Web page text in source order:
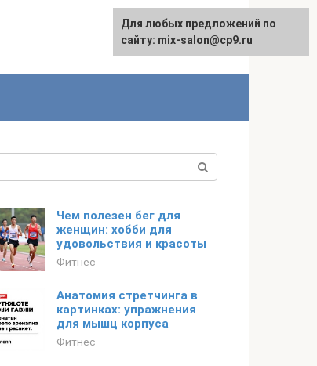
Чем полезен бег для
женщин: хобби для
удовольствия и красоты
Фитнес
Анатомия стретчинга в
картинках: упражнения
для мышц корпуса
Фитнес
Для любых предложений по
сайту: mix-salon@cp9.ru